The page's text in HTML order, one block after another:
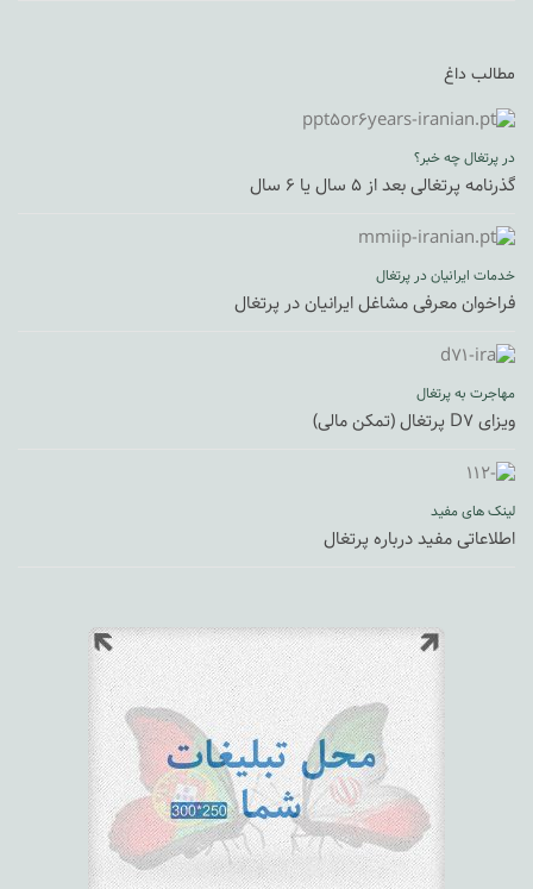
مطالب داغ
در پرتغال چه خبر؟
گذرنامه پرتغالی بعد از ۵ سال یا ۶ سال
خدمات ایرانیان در پرتغال
فراخوان معرفی مشاغل ایرانیان در پرتغال
مهاجرت به پرتغال
ویزای D7 پرتغال (تمکن مالی)
لینک های مفید
اطلاعاتی مفید درباره پرتغال